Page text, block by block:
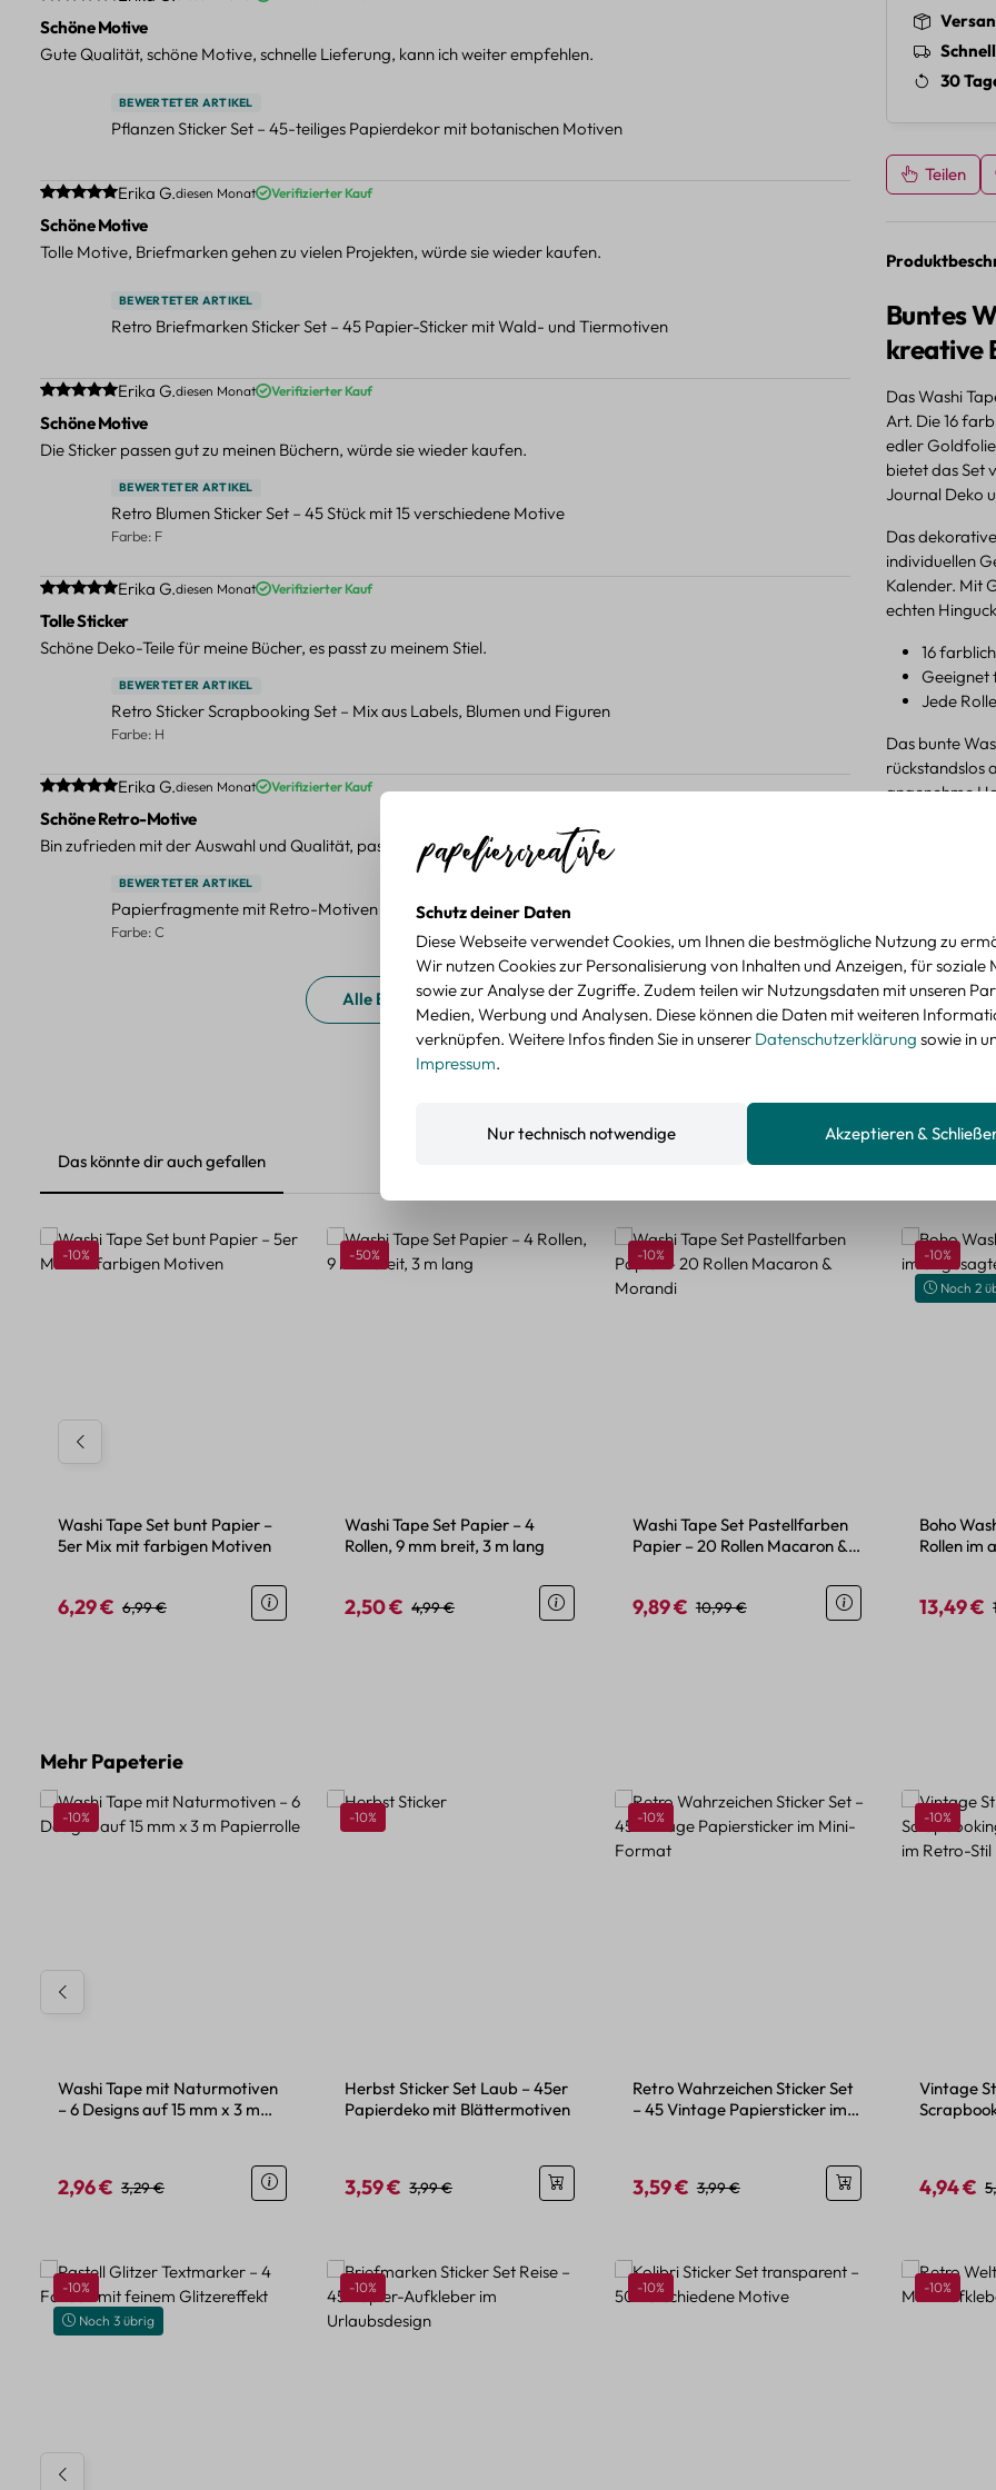
30
Teilen
Buntes
kreative
Das Washi
Art. Die 16
edler Goldfolie
bietet das Set
Journal Deko
Das
individuellen
Kalender. Mit
echten
16
Geeignet
Jede
Das bunte
rückstandslos
angenehme
Schöne Motive
Gute Qualität, schöne Motive, schnelle Lieferung, kann ich weiter empfehlen.
BEWERTETER ARTIKEL
Pflanzen Sticker Set – 45-teiliges Papierdekor mit botanischen Motiven
Durchschnittliche Bewertung von 5 von 5 Sternen
Erika G.diesen Monat Verifizierter Kauf
Schöne Motive
Tolle Motive, Briefmarken gehen zu vielen Projekten, würde sie wieder kaufen.
BEWERTETER ARTIKEL
Retro Briefmarken Sticker Set – 45 Papier-Sticker mit Wald- und Tiermotiven
Durchschnittliche Bewertung von 5 von 5 Sternen
Erika G.diesen Monat Verifizierter Kauf
Schöne Motive
Die Sticker passen gut zu meinen Büchern, würde sie wieder kaufen.
BEWERTETER ARTIKEL
Retro Blumen Sticker Set – 45 Stück mit 15 verschiedene Motive
Farbe: F
Durchschnittliche Bewertung von 5 von 5 Sternen
Erika G.diesen Monat Verifizierter Kauf
Tolle Sticker
Schöne Deko-Teile für meine Bücher, es passt zu meinem Stiel.
BEWERTETER ARTIKEL
Retro Sticker Scrapbooking Set – Mix aus Labels, Blumen und Figuren
Farbe: H
Durchschnittliche Bewertung von 5 von 5 Sternen
Erika G.diesen Monat Verifizierter Kauf
Schöne Retro-Motive
Bin zufrieden mit der Auswahl und Qualität, passt gut zu meinen Projekten.
BEWERTETER ARTIKEL
Papierfragmente mit Retro-Motiven – 40-teiliges Set für kreative Projekte
Farbe: C
Alle Bewertungen anzeigen
Das könnte dir auch gefallen
Produktgalerie überspringen
Rabatt
-10%
Washi Tape Set bunt Papier –
5er Mix mit farbigen Motiven
Verkaufspreis:
6,29 € Regulärer Preis:
6,99 €
Rabatt
-50%
Washi Tape Set Papier – 4
Rollen, 9 mm breit, 3 m lang
Verkaufspreis:
2,50 € Regulärer Preis:
4,99 €
Rabatt
-10%
Washi Tape Set Pastellfarben
Papier – 20 Rollen Macaron &
Verkaufspreis:
9,89 € Regulärer Preis:
10,99 €
Rabatt
-10%
Noch 2
Boho
Rollen im
13,49 €
Produktgalerie überspringen
Mehr Papeterie
Rabatt
-10%
Washi Tape mit Naturmotiven
– 6 Designs auf 15 mm x 3 m
Verkaufspreis:
2,96 € Regulärer Preis:
3,29 €
Rabatt
-10%
Herbst Sticker Set Laub – 45er
Papierdeko mit Blättermotiven
Verkaufspreis:
3,59 € Regulärer Preis:
3,99 €
Rabatt
-10%
Retro Wahrzeichen Sticker Set
– 45 Vintage Papiersticker im
Verkaufspreis:
3,59 € Regulärer Preis:
3,99 €
Rabatt
-10%
Vintage
4,94 €
Produktgalerie überspringen
Rabatt
-10%
Noch 3 übrig
Rabatt
-10% Rabatt
-10% Rabatt
-10%
Schutz deiner Daten
Diese Webseite verwendet Cookies, um Ihnen die bestmögliche Nutzung zu
Wir nutzen Cookies zur Personalisierung von Inhalten und Anzeigen, für soziale
sowie zur Analyse der Zugriffe. Zudem teilen wir Nutzungsdaten mit unseren
Medien, Werbung und Analysen. Diese können die Daten mit weiteren
verknüpfen. Weitere Infos finden Sie in unserer Datenschutzerklärung sowie in
Impressum.
Nur technisch notwendige Akzeptieren &